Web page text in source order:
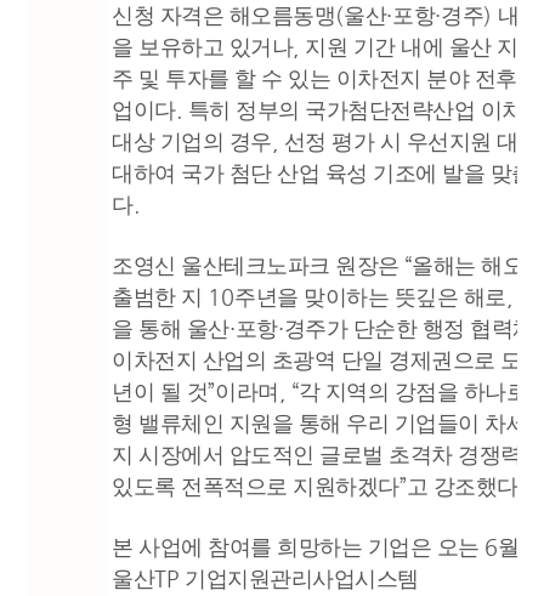
신청 자격은 해오름동맹(울산·포항·경주) 내
을 보유하고 있거나, 지원 기간 내에 울산 지
주 및 투자를 할 수 있는 이차전지 분야 전후방
업이다. 특히 정부의 국가첨단전략산업 이차
대상 기업의 경우 선정 평가 시 우선지원 대
대하여 국가 첨단 산업 육성 기조에 발을 맞출
다.
조영신 울산테크노파크 원장은 “올해는 해오
출범한 지 10주년을 맞이하는 뜻깊은 해로
을 통해 울산·포항·경주가 단순한 행정 협력체
이차전지 산업의 초광역 단일 경제권으로 도
년이 될 것”이라며 , “각 지역의 강점을 하나로
형 밸류체인 지원을 통해 우리 기업들이 차세
지 시장에서 압도적인 글로벌 초격차 경쟁력
있도록 전폭적으로 지원하겠다”고 강조했다
본 사업에 참여를 희망하는 기업은 오는 6월
울산TP 기업지원관리사업시스템